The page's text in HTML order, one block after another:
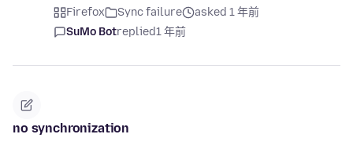
Firefox Sync failure
asked 1 年前
SuMo Botreplied1 年前
no synchronization